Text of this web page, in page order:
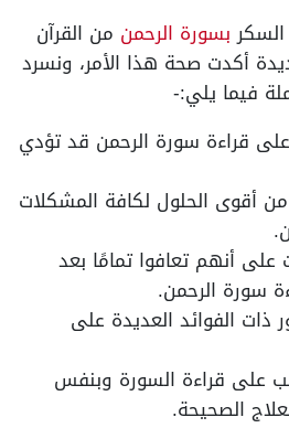
بسورة الرحمن من القرآن
أكدت صحة هذا الأمر، ونسرد
فيما يلي:-
قراءة سورة الرحمن قد تؤدي
أقوى الحلول لكافة المشكلات
أنهم تعافوا تمامًا بعد
سورة الرحمن.
ذات الفوائد العديدة على
على قراءة السورة وبنفس
الصحيحة.